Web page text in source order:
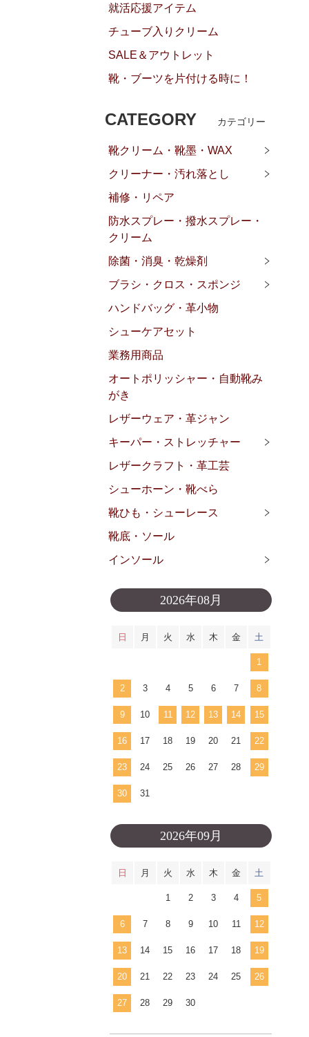
就活応援アイテム
チューブ入りクリーム
SALE＆アウトレット
靴・ブーツを片付ける時に！
CATEGORY カテゴリー
靴クリーム・靴墨・WAX
クリーナー・汚れ落とし
補修・リペア
防水スプレー・撥水スプレー・
クリーム
除菌・消臭・乾燥剤
ブラシ・クロス・スポンジ
ハンドバッグ・革小物
シューケアセット
業務用商品
オートポリッシャー・自動靴み
がき
レザーウェア・革ジャン
キーパー・ストレッチャー
レザークラフト・革工芸
シューホーン・靴べら
靴ひも・シューレース
靴底・ソール
インソール
2026年08月
日 月 火 水 木 金 土
1
2 3 4 5 6 7 8
9 10 11 12 13 14 15
16 17 18 19 20 21 22
23 24 25 26 27 28 29
30 31
2026年09月
日 月 火 水 木 金 土
1 2 3 4 5
6 7 8 9 10 11 12
13 14 15 16 17 18 19
20 21 22 23 24 25 26
27 28 29 30